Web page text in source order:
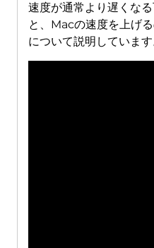
速度が通常より遅くな
と、Macの速度を上げ
について説明しています